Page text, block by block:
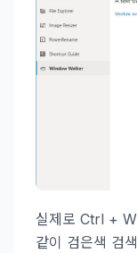
실제로 Ctrl +
같이 검은색 검